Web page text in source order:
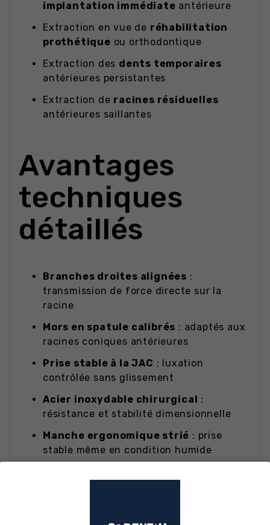
implantation immédiate antérieure
Extraction en vue de réhabilitation
prothétique ou orthodontique
Extraction des dents temporaires
antérieures persistantes
Extraction de racines résiduelles
antérieures saillantes
Avantages
techniques
détaillés
Branches droites alignées :
transmission de force directe sur la
racine
Mors en spatule calibrés : adaptés aux
racines coniques antérieures
Prise stable à la JAC : luxation
contrôlée sans glissement
Acier inoxydable chirurgical :
résistance et stabilité dimensionnelle
Manche ergonomique strié : prise
stable même en condition humide